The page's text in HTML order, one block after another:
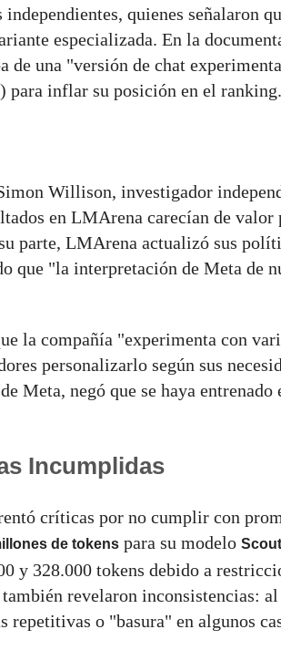
quienes señalaron
especializada. En la
de una "versión de chat
para inflar su posición en el ranking.
Willison, investigador
en LMArena carecían de valor
parte, LMArena actualizó sus
que "la interpretación de Meta de
la compañía "experimenta con
personalizarlo según sus
Meta, negó que se haya entrenado
Incumplidas
críticas por no cumplir con
de tokens para su modelo Scout
y 328.000 tokens debido a
revelaron inconsistencias:
repetitivas o "basura" en algunos